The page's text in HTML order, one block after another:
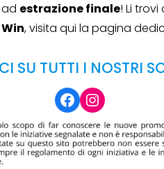
estrazione finale! Li trovi
, visita qui la pagina
SU TUTTI I NOSTRI
Facebook
Instagram